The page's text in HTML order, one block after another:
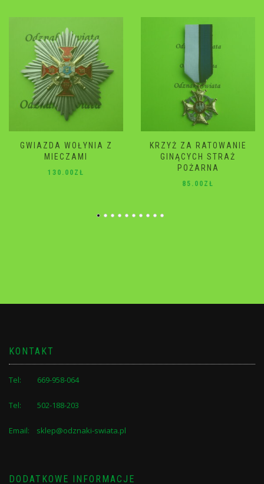
KRZYŻ ZA RATOWANIE
GINĄCYCH STRAŻ
POŻARNA
GWIAZDA WOŁYNIA
120.00 ZŁ
KONTAKT
Tel: 669-958-064
Tel: 502-188-203
Email: sklep@odznaki-swiata.pl
DODATKOWE INFORMACJE